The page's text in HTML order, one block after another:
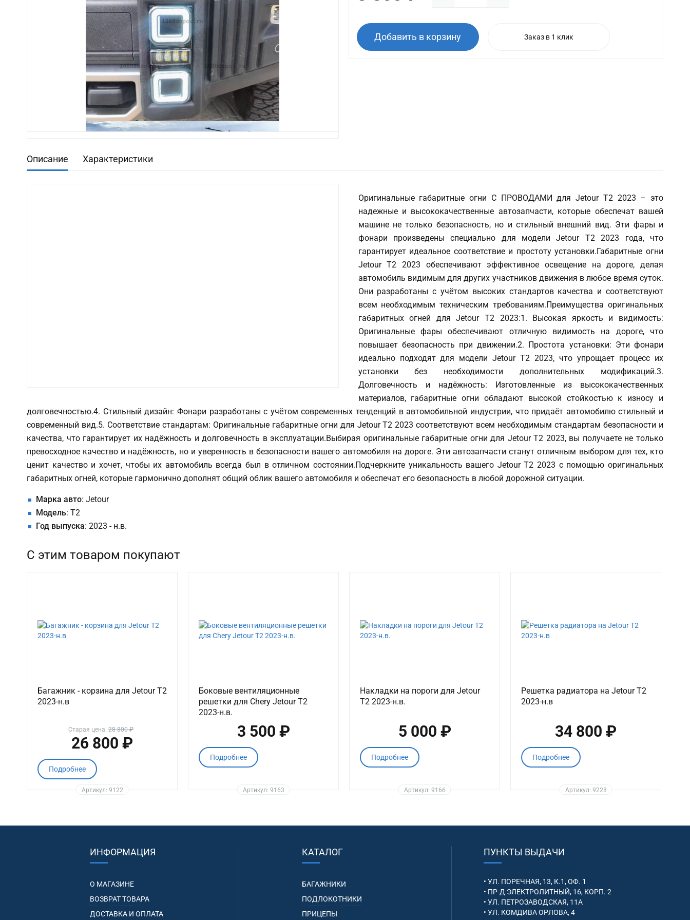
Добавить в корзину Заказ в 1 клик
Описание Характеристики
Оригинальные габаритные огни С ПРОВОДАМИ для Jetour T2 2023 – это
надежные и высококачественные автозапчасти, которые обеспечат вашей
машине не только безопасность, но и стильный внешний вид. Эти фары и
фонари произведены специально для модели Jetour T2 2023 года, что
гарантирует идеальное соответствие и простоту установки.Габаритные огни
Jetour T2 2023 обеспечивают эффективное освещение на дороге, делая
автомобиль видимым для других участников движения в любое время суток.
Они разработаны с учётом высоких стандартов качества и соответствуют
всем необходимым техническим требованиям.Преимущества оригинальных
габаритных огней для Jetour T2 2023:1. Высокая яркость и видимость:
Оригинальные фары обеспечивают отличную видимость на дороге, что
повышает безопасность при движении.2. Простота установки: Эти фонари
идеально подходят для модели Jetour T2 2023, что упрощает процесс их
установки без необходимости дополнительных модификаций.3.
Долговечность и надёжность: Изготовленные из высококачественных
материалов, габаритные огни обладают высокой стойкостью к износу и
долговечностью.4. Стильный дизайн: Фонари разработаны с учётом современных тенденций в автомобильной индустрии, что придаёт автомобилю стильный и
современный вид.5. Соответствие стандартам: Оригинальные габаритные огни для Jetour T2 2023 соответствуют всем необходимым стандартам безопасности и
качества, что гарантирует их надёжность и долговечность в эксплуатации.Выбирая оригинальные габаритные огни для Jetour T2 2023, вы получаете не только
превосходное качество и надёжность, но и уверенность в безопасности вашего автомобиля на дороге. Эти автозапчасти станут отличным выбором для тех, кто
ценит качество и хочет, чтобы их автомобиль всегда был в отличном состоянии.Подчеркните уникальность вашего Jetour T2 2023 с помощью оригинальных
габаритных огней, которые гармонично дополнят общий облик вашего автомобиля и обеспечат его безопасность в любой дорожной ситуации.
Марка авто: Jetour
Модель: T2
Год выпуска: 2023 - н.в.
С этим товаром покупают
Багажник - корзина для Jetour T2
2023-н.в
Старая цена: 28 800 ₽
26 800 ₽
Подробнее
Артикул: 9122
Боковые вентиляционные
решетки для Chery Jetour T2
2023-н.в.
3 500 ₽
Подробнее
Артикул: 9163
Накладки на пороги для Jetour
T2 2023-н.в.
5 000 ₽
Подробнее
Артикул: 9166
Решетка радиатора на Jetour T2
2023-н.в
34 800 ₽
Подробнее
Артикул: 9228
ИНФОРМАЦИЯ
О МАГАЗИНЕ
ВОЗВРАТ ТОВАРА
ДОСТАВКА И ОПЛАТА
КАТАЛОГ
БАГАЖНИКИ
ПОДЛОКОТНИКИ
ПРИЦЕПЫ
ПУНКТЫ ВЫДАЧИ
• УЛ. ПОРЕЧНАЯ, 13, К.1, ОФ. 1
• ПР-Д ЭЛЕКТРОЛИТНЫЙ, 16, КОРП. 2
• УЛ. ПЕТРОЗАВОДСКАЯ, 11А
• УЛ. КОМДИВА ОРЛОВА, 4